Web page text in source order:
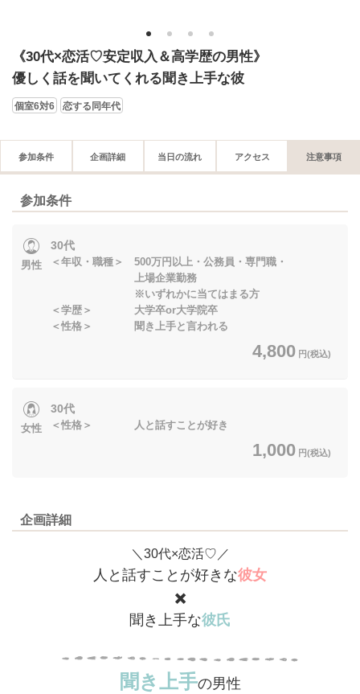
1 2 3 4
《30代×恋活♡安定収入＆高学歴の男性》
優しく話を聞いてくれる聞き上手な彼
個室6対6 恋する同年代
参加条件 企画詳細 当日の流れ アクセス 注意事項
参加条件
男性
30代
＜年収・職種＞ 500万円以上・公務員・専門職・
上場企業勤務
※いずれかに当てはまる方
＜学歴＞ 大学卒or大学院卒
＜性格＞ 聞き上手と言われる
4,800 円(税込)
女性
30代
＜性格＞ 人と話すことが好き
1,000 円(税込)
企画詳細
＼30代×恋活♡／
人と話すことが好きな彼女
✖️
聞き上手な彼氏
聞き上手の男性